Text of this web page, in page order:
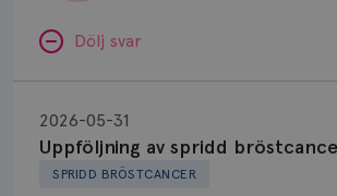
Dölj svar
SPRIDD BRÖSTCANCER
Uppföljning av spridd
2026-05-31
spridd
bröstcancer